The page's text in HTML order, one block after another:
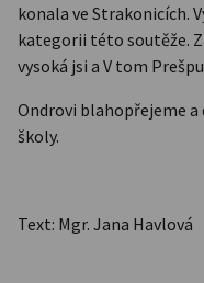
konala ve Strakonicích.
kategorii této soutěže.
vysoká jsi a V tom
Ondrovi blahopřejeme
školy.
Text: Mgr. Jana Havlová